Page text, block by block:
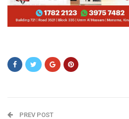
PREV POST